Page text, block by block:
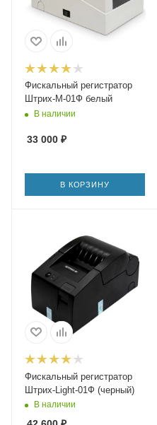
Фискальный регистратор
Штрих-М-01Ф белый
В наличии
33 000 ₽
В КОРЗИНУ
Фискальный регистратор
Штрих-Light-01Ф (черный)
В наличии